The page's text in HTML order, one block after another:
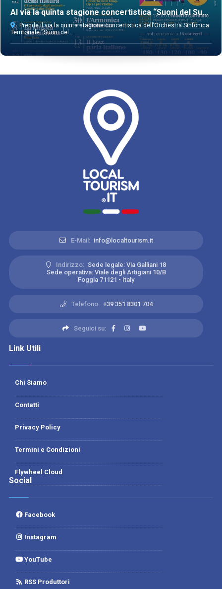
Al via la quinta stagione concertistica “Suoni del Su...
Prende il via la quinta stagione concertistica dell’Orchestra Sinfonica
Territoriale “Suoni del ...
E-Mail: info@localtourism.it
Indirizzo: Sede legale: Via Galliani 18
Sede operativa: Viale degli Artigiani 10/B
Foggia 71121 - Italy
Telefono: +39 351 8301 704
Seguici su:
Link Utili
Chi Siamo
Contatti
Privacy Policy
Termini e Condizioni
Flywheel Cloud
Social
Facebook
Instagram
YouTube
RSS Produttori